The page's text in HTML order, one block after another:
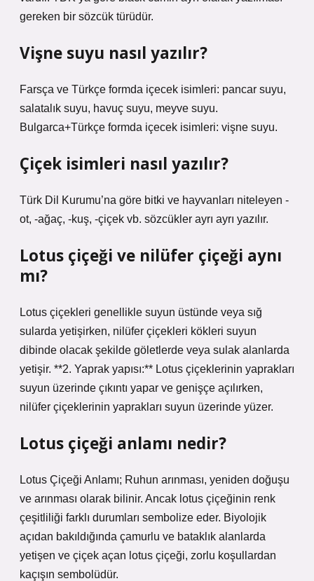
gereken bir sözcük türüdür.
Vişne suyu nasıl yazılır?
Farsça ve Türkçe formda içecek isimleri: pancar suyu,
salatalık suyu, havuç suyu, meyve suyu.
Bulgarca+Türkçe formda içecek isimleri: vişne suyu.
Çiçek isimleri nasıl yazılır?
Türk Dil Kurumu’na göre bitki ve hayvanları niteleyen -
ot, -ağaç, -kuş, -çiçek vb. sözcükler ayrı ayrı yazılır.
Lotus çiçeği ve nilüfer çiçeği aynı
mı?
Lotus çiçekleri genellikle suyun üstünde veya sığ
sularda yetişirken, nilüfer çiçekleri kökleri suyun
dibinde olacak şekilde göletlerde veya sulak alanlarda
yetişir. **2. Yaprak yapısı:** Lotus çiçeklerinin yaprakları
suyun üzerinde çıkıntı yapar ve genişçe açılırken,
nilüfer çiçeklerinin yaprakları suyun üzerinde yüzer.
Lotus çiçeği anlamı nedir?
Lotus Çiçeği Anlamı; Ruhun arınması, yeniden doğuşu
ve arınması olarak bilinir. Ancak lotus çiçeğinin renk
çeşitliliği farklı durumları sembolize eder. Biyolojik
açıdan bakıldığında çamurlu ve bataklık alanlarda
yetişen ve çiçek açan lotus çiçeği, zorlu koşullardan
kaçışın sembolüdür.